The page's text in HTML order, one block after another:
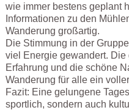
wie immer bestens geplant
Informationen zu den
Wanderung großartig.
Die Stimmung in der
viel Energie gewandert. Die
Erfahrung und die schöne
Wanderung für alle ein
Fazit: Eine gelungene
sportlich, sondern auch